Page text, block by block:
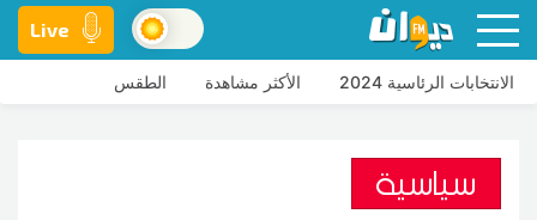
Live
الانتخابات الرئاسية 2024 الأكثر مشاهدة الطقس
سياسية